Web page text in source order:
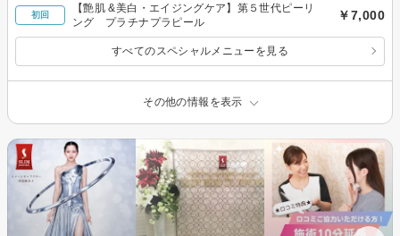
初回
【艶肌 &美白・エイジングケア】第５世代ピーリ
ング プラチナプラピール
￥7,000
すべてのスペシャルメニューを見る
その他の情報を表示